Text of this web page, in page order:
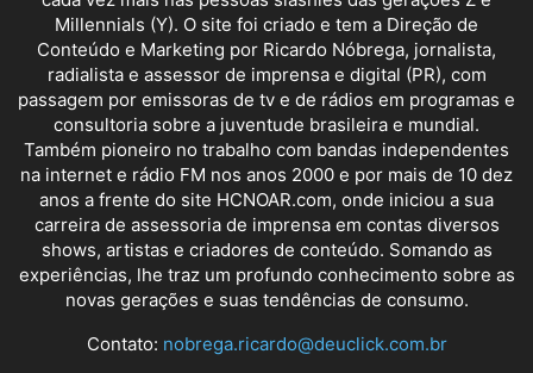
Millennials (Y). O site foi criado e tem a Direção de
Conteúdo e Marketing por Ricardo Nóbrega, jornalista,
radialista e assessor de imprensa e digital (PR), com
passagem por emissoras de tv e de rádios em programas e
consultoria sobre a juventude brasileira e mundial.
Também pioneiro no trabalho com bandas independentes
na internet e rádio FM nos anos 2000 e por mais de 10 dez
anos a frente do site HCNOAR.com, onde iniciou a sua
carreira de assessoria de imprensa em contas diversos
shows, artistas e criadores de conteúdo. Somando as
experiências, lhe traz um profundo conhecimento sobre as
novas gerações e suas tendências de consumo.
Contato: nobrega.ricardo@deuclick.com.br